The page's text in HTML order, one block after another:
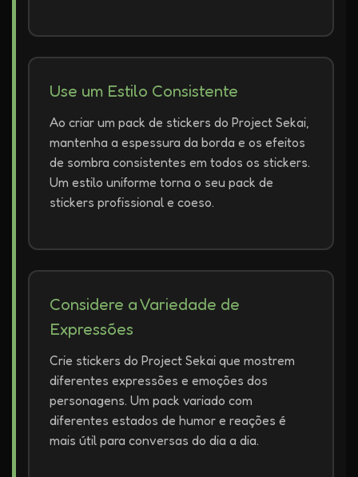
Use um Estilo Consistente
Ao criar um pack de stickers do Project Sekai,
mantenha a espessura da borda e os efeitos
de sombra consistentes em todos os stickers.
Um estilo uniforme torna o seu pack de
stickers profissional e coeso.
Considere a Variedade de
Expressões
Crie stickers do Project Sekai que mostrem
diferentes expressões e emoções dos
personagens. Um pack variado com
diferentes estados de humor e reações é
mais útil para conversas do dia a dia.